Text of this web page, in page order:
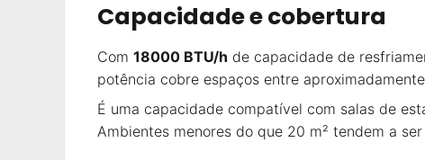
Capacidade e cobertura
Com 18000 BTU/h de capacidade de
potência cobre espaços entre aproximadamente
É uma capacidade compatível com salas de
Ambientes menores do que 20 m² tendem a